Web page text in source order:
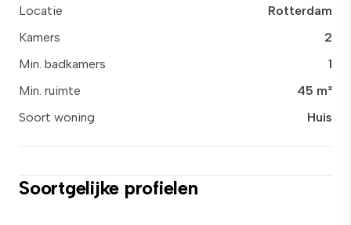
Locatie
Rotterdam
Kamers
2
Min. badkamers
1
Min. ruimte
45 m²
Soort woning
Huis
Soortgelijke profielen